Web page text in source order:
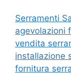
Serramenti
agevolazioni
vendita
installazione
fornitura